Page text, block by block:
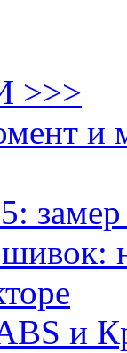
>>>
и
и